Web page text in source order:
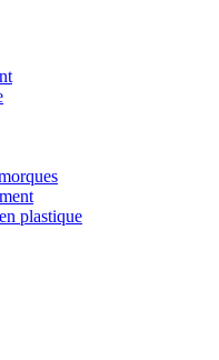
plastique